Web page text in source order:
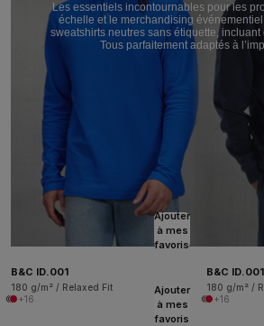
Les essentiels incontournables pour les
échelle et le merchandising
sweatshirts neutres sans étiquette, incluant
Tous parfaitement adaptés à
Ajouter
à mes
favoris
B&C ID.001
180 g/m² / Relaxed Fit
+16
B&C
180 g/m² /
+16
Ajouter
à mes
favoris